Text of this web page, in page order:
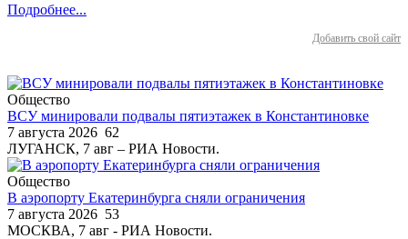
Подробнее...
Добавить свой сайт
Общество
ВСУ минировали подвалы пятиэтажек в Константиновке
7 августа 2026 62
ЛУГАНСК, 7 авг – РИА Новости.
Общество
В аэропорту Екатеринбурга сняли ограничения
7 августа 2026 53
МОСКВА, 7 авг - РИА Новости.